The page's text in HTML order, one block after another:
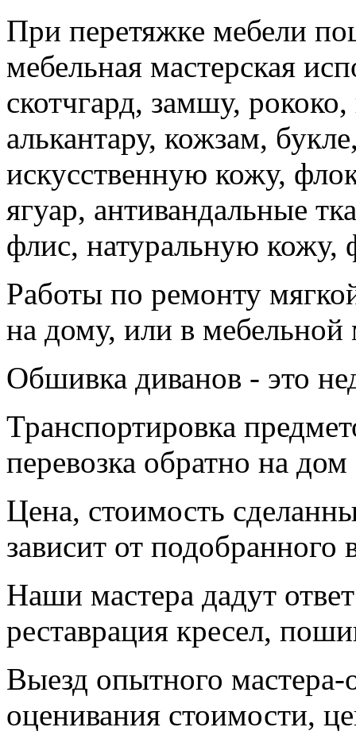
При перетяжке мебели
мебельная мастерская
скотчгард, замшу,
алькантару, кожзам,
искусственную кожу,
ягуар, антивандальные
флис, натуральную кожу,
Работы по ремонту
на дому, или в мебельной
Обшивка диванов - это
Транспортировка
перевозка обратно на дом
Цена, стоимость
зависит от подобранного
Наши мастера дадут
реставрация кресел,
Выезд опытного
оценивания стоимости,